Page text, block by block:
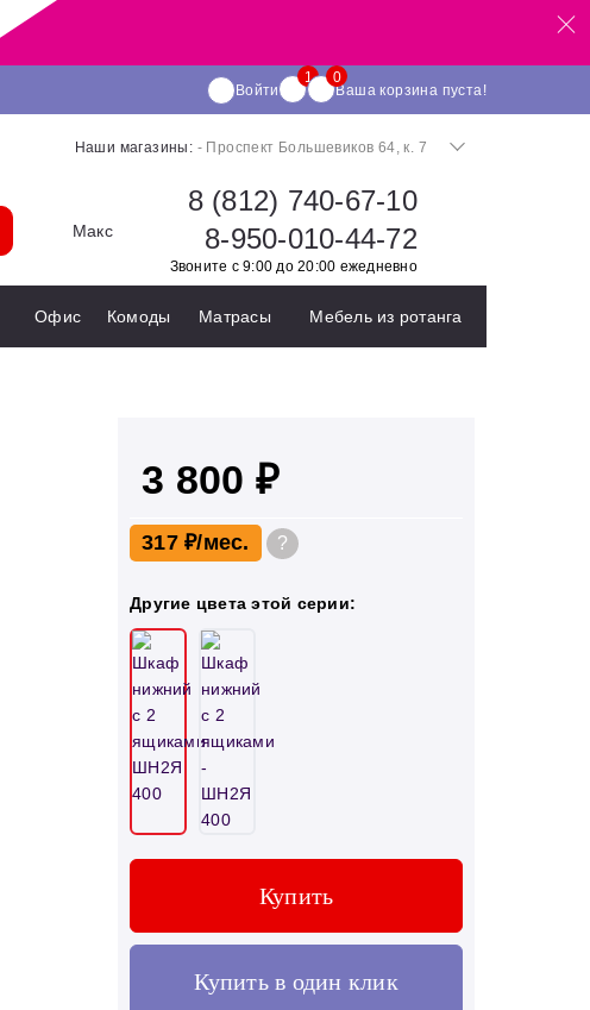
Войти Ваша корзина пуста!
Наши магазины: - Проспект Большевиков 64, к. 7
Макс
8 (812) 740-67-10
8-950-010-44-72
Звоните с 9:00 до 20:00 ежедневно
Офис Комоды Матрасы Мебель из ротанга
3 800 ₽
317 ₽ ?
Другие цвета этой серии:
Купить
Купить в один клик